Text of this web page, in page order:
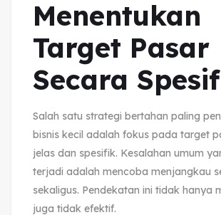
Menentukan
Target Pasar
Secara
Salah satu strategi bertahan paling
bisnis kecil adalah fokus pada target
jelas dan spesifik. Kesalahan umum
terjadi adalah mencoba menjangkau
sekaligus. Pendekatan ini tidak hanya
juga tidak efektif.